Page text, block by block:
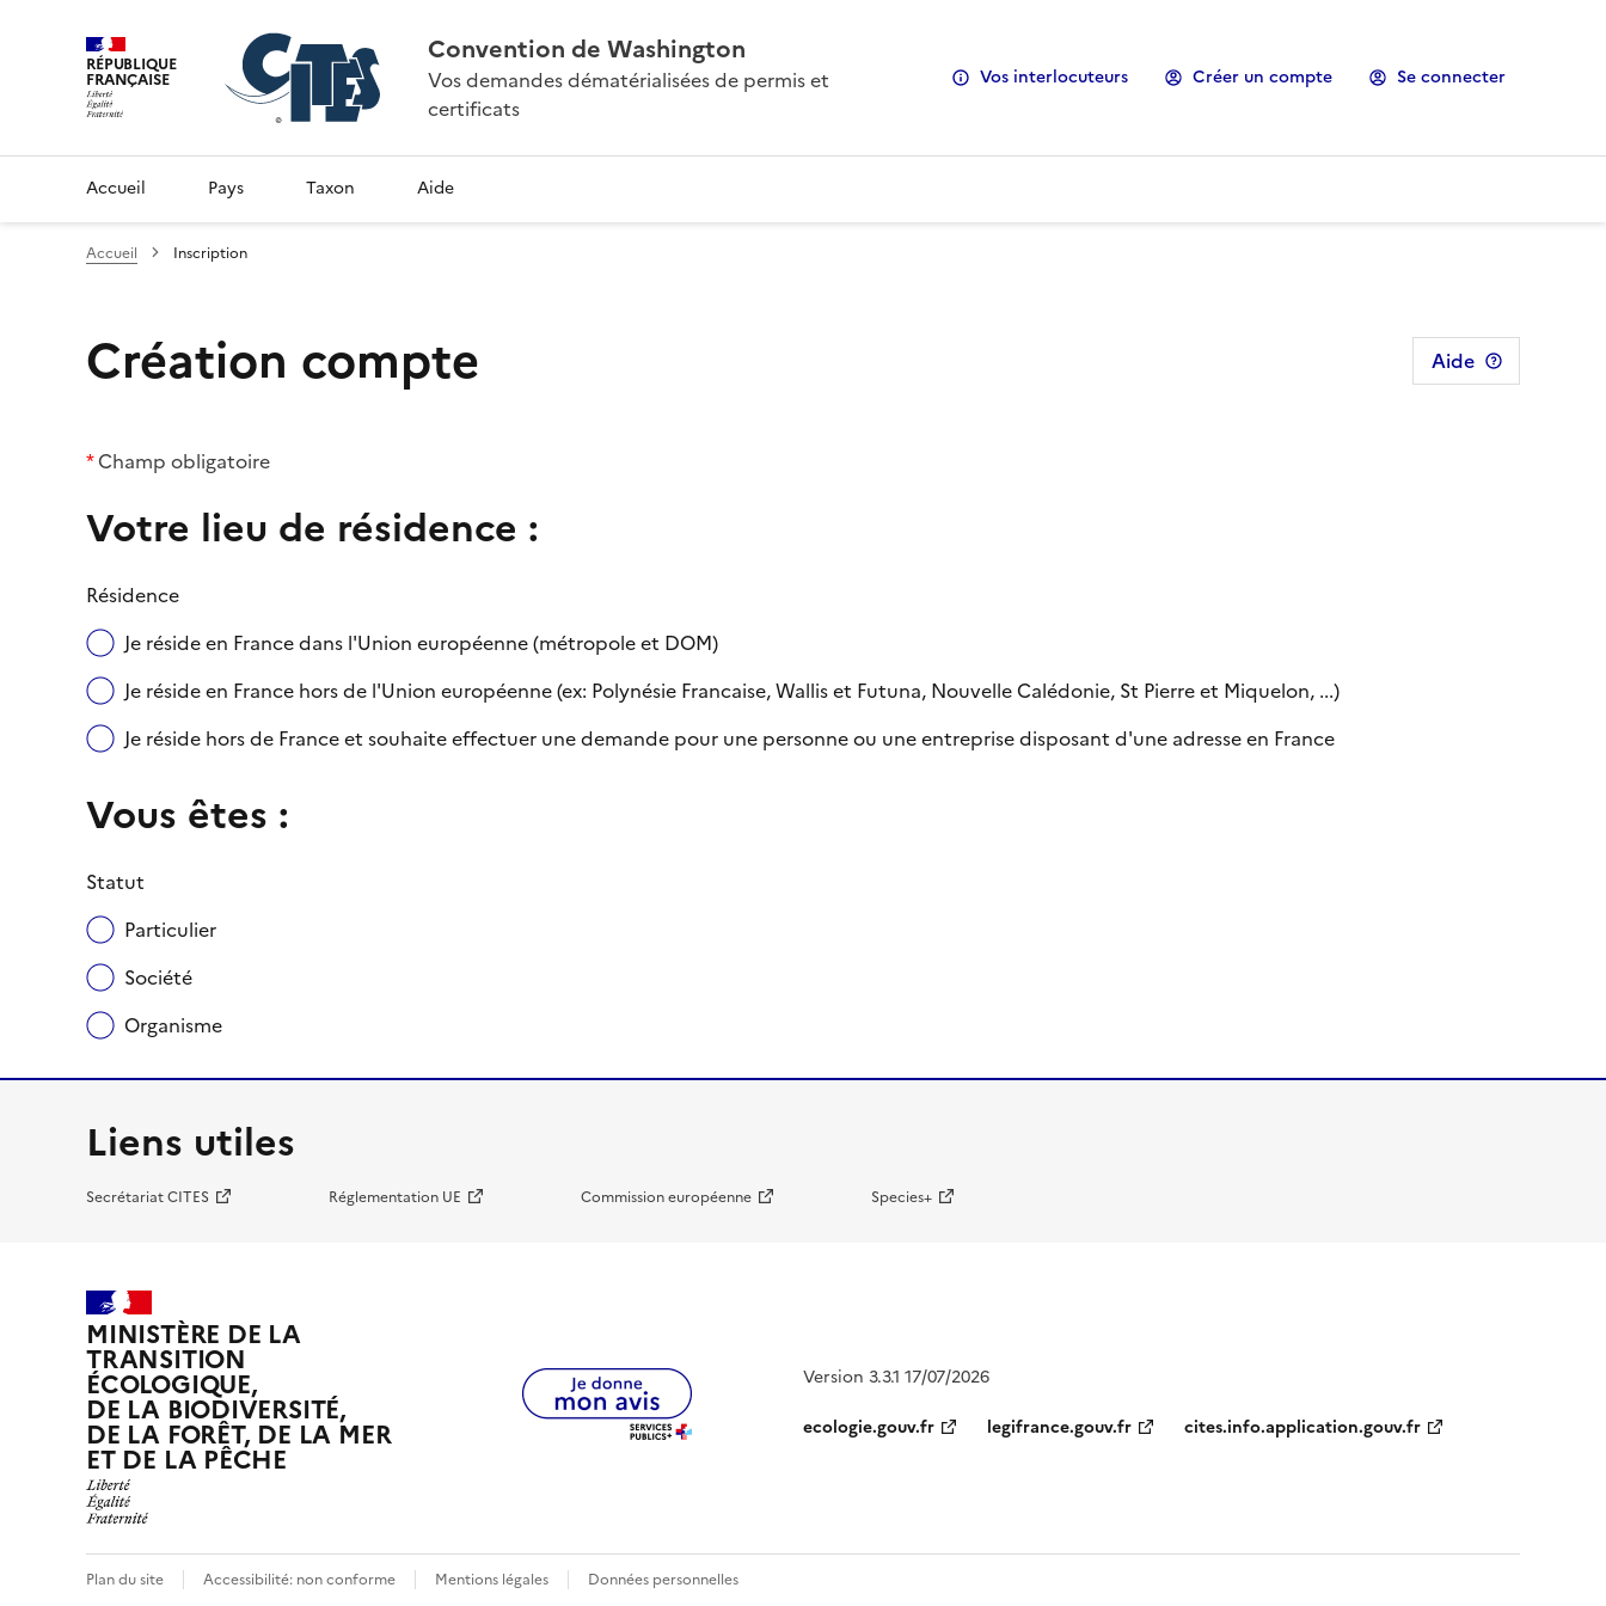
RÉPUBLIQUE
FRANÇAISE
Convention de Washington
Vos demandes dématérialisées de permis et
certificats
Vos interlocuteurs Créer un compte Se connecter
Accueil Pays Taxon Aide
Accueil Inscription
Création compte Aide
*Champ obligatoire
Votre lieu de résidence :
Résidence
Je réside en France dans l'Union européenne (métropole et DOM)
Je réside en France hors de l'Union européenne (ex: Polynésie Francaise, Wallis et Futuna, Nouvelle Calédonie, St Pierre et Miquelon, ...)
Je réside hors de France et souhaite effectuer une demande pour une personne ou une entreprise disposant d'une adresse en France
Vous êtes :
Statut
Particulier
Société
Organisme
Liens utiles
Secrétariat CITES Réglementation UE Commission européenne Species+
MINISTÈRE DE LA
TRANSITION
ÉCOLOGIQUE,
DE LA BIODIVERSITÉ,
DE LA FORÊT, DE LA MER
ET DE LA PÊCHE
Version 3.3.1 17/07/2026
ecologie.gouv.fr
legifrance.gouv.fr cites.info.application.gouv.fr
Plan du site Accessibilité: non conforme Mentions légales Données personnelles